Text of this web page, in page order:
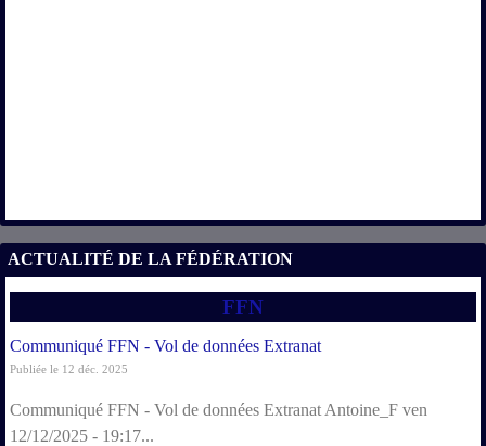
ACTUALITÉ DE LA FÉDÉRATION
FFN
Communiqué FFN - Vol de données Extranat
Publiée le 12 déc. 2025
Communiqué FFN - Vol de données Extranat Antoine_F ven
12/12/2025 - 19:17...